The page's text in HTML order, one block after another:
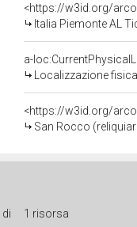
<https://w3id.org/
Italia Piemonte AL
a-
Localizzazione
<https://w3id.org/
San Rocco
di 1 risorsa